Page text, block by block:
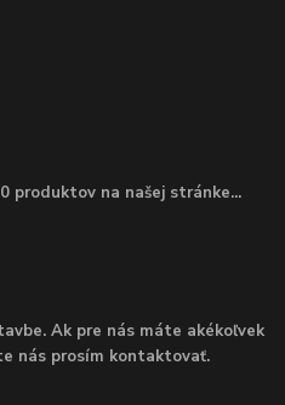
produktov na našej stránke...
Ak pre nás máte akékoľvek
nás prosím kontaktovať.